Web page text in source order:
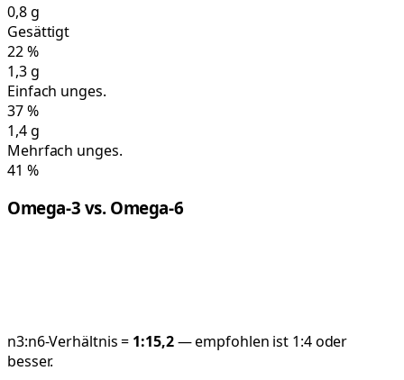
0,8g
Gesättigt
22%
1,3g
Einfach unges.
37%
1,4g
Mehrfach unges.
41 %
Omega-3 vs. Omega-6
n3:n6-Verhältnis = 1:15,2— empfohlen ist 1:4 oder
besser.